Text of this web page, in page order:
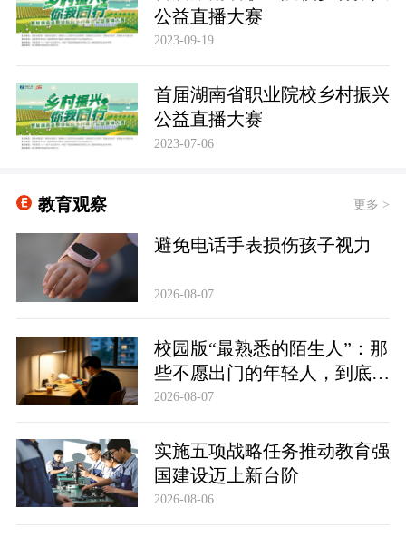
公益直播大赛
2023-09-19
首届湖南省职业院校乡村振兴
公益直播大赛
2023-07-06
教育观察 更多 >
避免电话手表损伤孩子视力
2026-08-07
校园版“最熟悉的陌生人”：那
些不愿出门的年轻人，到底在
躲避什么？
2026-08-07
实施五项战略任务推动教育强
国建设迈上新台阶
2026-08-06